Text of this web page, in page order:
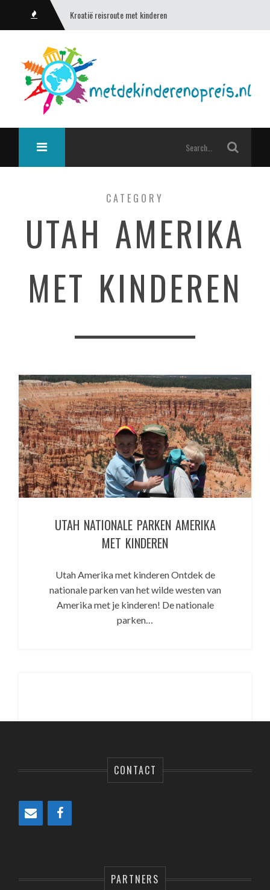
Kroatië reisroute met kinderen
CATEGORY
UTAH AMERIKA
MET KINDEREN
UTAH NATIONALE PARKEN AMERIKA
MET KINDEREN
Utah Amerika met kinderen Ontdek de
nationale parken van het wilde westen van
Amerika met je kinderen! De nationale
parken…
CONTACT
PARTNERS